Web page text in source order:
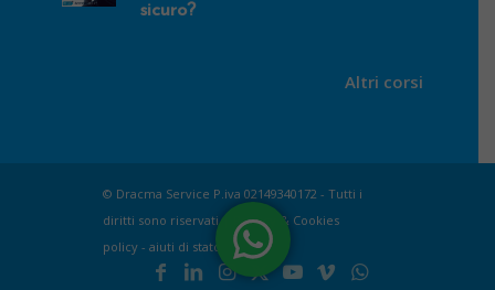
sicuro?
Altri corsi
© Dracma Service P.iva 02149340172 - Tutti i
diritti sono riservati |
Privacy & Cookies
policy -aiuti di stato